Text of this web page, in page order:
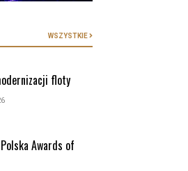
WSZYSTKIE
floty
Polska Awards of